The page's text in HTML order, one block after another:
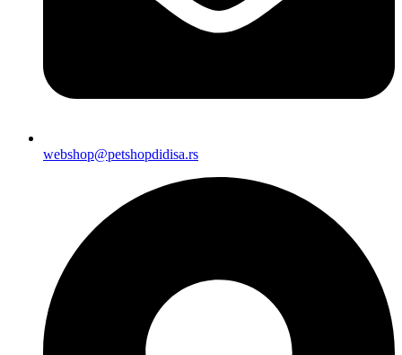
webshop@petshopdidisa.rs